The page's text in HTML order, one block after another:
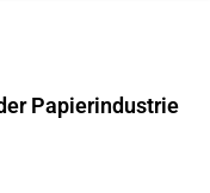
Papierindustrie